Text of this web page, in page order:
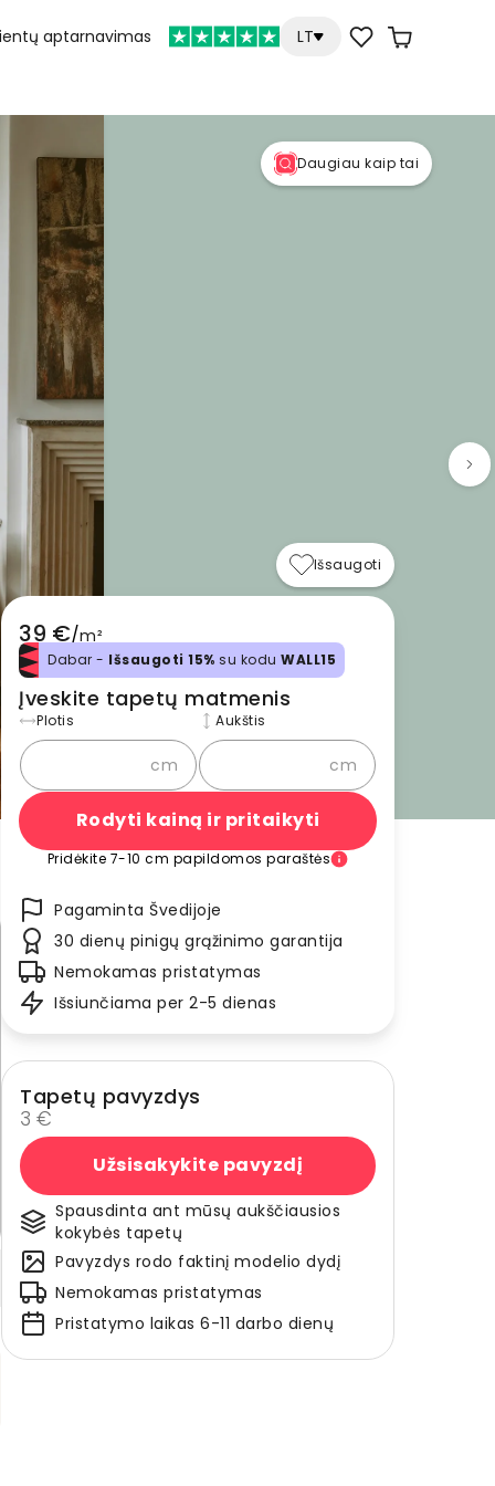
aptarnavimas LT
Daugiau kaip tai
Išsaugoti
39 €/m²
Dabar - Išsaugoti 15% su kodu WALL15
Įveskite tapetų matmenis
Plotis
cm
Aukštis
cm
Rodyti kainą ir pritaikyti
Pridėkite 7-10 cm papildomos paraštės
Pagaminta Švedijoje
30 dienų pinigų grąžinimo garantija
Nemokamas pristatymas
Išsiunčiama per 2-5 dienas
Tapetų pavyzdys
3 €
Užsisakykite pavyzdį
Spausdinta ant mūsų aukščiausios
kokybės tapetų
Pavyzdys rodo faktinį modelio dydį
Nemokamas pristatymas
Pristatymo laikas 6-11 darbo dienų